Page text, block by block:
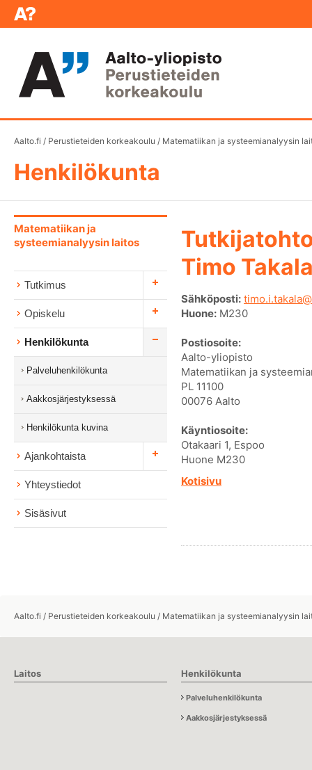
Aalto.fi / Perustieteiden korkeakoulu / Matematiikan ja systeemianalyysin
Henkilökunta
Matematiikan ja
systeemianalyysin laitos
Tutkimus
Opiskelu
Henkilökunta
Palveluhenkilökunta
Aakkosjärjestyksessä
Henkilökunta kuvina
Ajankohtaista
Yhteystiedot
Sisäsivut
Timo
Sähköposti:
Huone: M230
Postiosoite:
Aalto-yliopisto
Matematiikan ja
PL 11100
00076 Aalto
Käyntiosoite:
Otakaari 1, Espoo
Huone M230
Kotisivu
Aalto.fi / Perustieteiden korkeakoulu / Matematiikan ja systeemianalyysin
Laitos Henkilökunta
Palveluhenkilökunta
Aakkosjärjestyksessä